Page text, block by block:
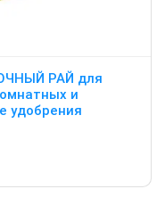
РАЙ для
и
удобрения